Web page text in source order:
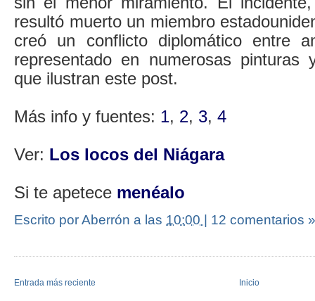
resultó muerto un miembro
creó un conflicto diplomático entre
representado en numerosas pinturas
que ilustran este post.
Más info y fuentes: 1, 2, 3, 4
Ver: Los locos del Niágara
Si te apetece menéalo
Escrito por Aberrón a las 10:00 | 12 comentarios »
Entrada más reciente Inicio